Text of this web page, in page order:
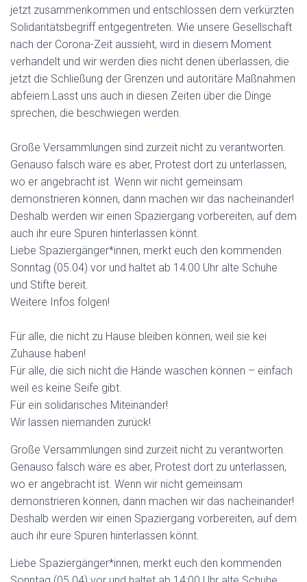
jetzt zusammenkommen und entschlossen dem verkürzten
Solidaritätsbegriff entgegentreten. Wie unsere Gesellschaft
nach der Corona-Zeit aussieht, wird in diesem Moment
verhandelt und wir werden dies nicht denen überlassen, die
jetzt die Schließung der Grenzen und autoritäre Maßnahmen
abfeiern.Lasst uns auch in diesen Zeiten über die Dinge
sprechen, die beschwiegen werden.
Große Versammlungen sind zurzeit nicht zu verantworten.
Genauso falsch wäre es aber, Protest dort zu unterlassen,
wo er angebracht ist. Wenn wir nicht gemeinsam
demonstrieren können, dann machen wir das nacheinander!
Deshalb werden wir einen Spaziergang vorbereiten, auf dem
auch ihr eure Spuren hinterlassen könnt.
Liebe Spaziergänger*innen, merkt euch den kommenden
Sonntag (05.04) vor und haltet ab 14:00 Uhr alte Schuhe
und Stifte bereit.
Weitere Infos folgen!
Für alle, die nicht zu Hause bleiben können, weil sie kei
Zuhause haben!
Für alle, die sich nicht die Hände waschen können – einfach
weil es keine Seife gibt.
Für ein solidarisches Miteinander!
Wir lassen niemanden zurück!
Große Versammlungen sind zurzeit nicht zu verantworten.
Genauso falsch wäre es aber, Protest dort zu unterlassen,
wo er angebracht ist. Wenn wir nicht gemeinsam
demonstrieren können, dann machen wir das nacheinander!
Deshalb werden wir einen Spaziergang vorbereiten, auf dem
auch ihr eure Spuren hinterlassen könnt.
Liebe Spaziergänger*innen, merkt euch den kommenden